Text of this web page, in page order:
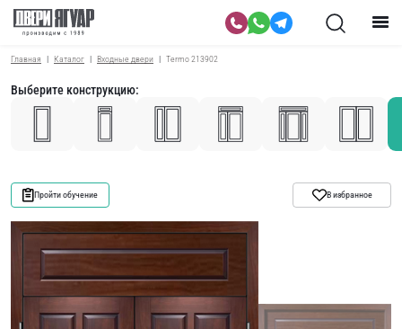
Главная Каталог Входные двери Termo 213902
Выберите конструкцию:
Пройти обучение В избранное